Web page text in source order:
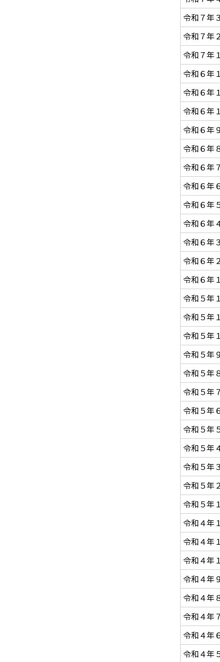
令和７年
令和７年
令和７年
令和６年
令和６年
令和６年
令和６年
令和６年
令和６年
令和６年
令和６年
令和６年
令和６年
令和６年
令和６年
令和５年
令和５年
令和５年
令和５年
令和５年
令和５年
令和５年
令和５年
令和５年
令和５年
令和５年
令和５年
令和４年
令和４年
令和４年
令和４年
令和４年
令和４年
令和４年
令和４年